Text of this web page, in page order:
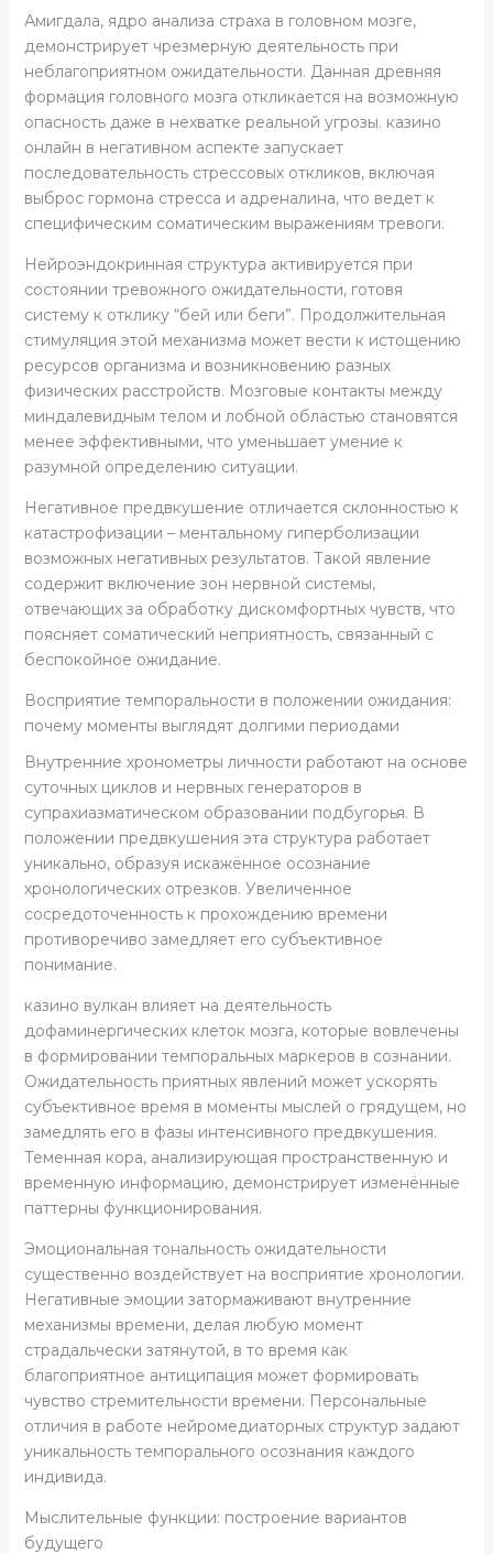
Амигдала, ядро анализа страха в головном мозге,
демонстрирует чрезмерную деятельность при
неблагоприятном ожидательности. Данная древняя
формация головного мозга откликается на возможную
опасность даже в нехватке реальной угрозы. казино
онлайн в негативном аспекте запускает
последовательность стрессовых откликов, включая
выброс гормона стресса и адреналина, что ведет к
специфическим соматическим выражениям тревоги.
Нейроэндокринная структура активируется при
состоянии тревожного ожидательности, готовя
систему к отклику “бей или беги”. Продолжительная
стимуляция этой механизма может вести к истощению
ресурсов организма и возникновению разных
физических расстройств. Мозговые контакты между
миндалевидным телом и лобной областью становятся
менее эффективными, что уменьшает умение к
разумной определению ситуации.
Негативное предвкушение отличается склонностью к
катастрофизации – ментальному гиперболизации
возможных негативных результатов. Такой явление
содержит включение зон нервной системы,
отвечающих за обработку дискомфортных чувств, что
поясняет соматический неприятность, связанный с
беспокойное ожидание.
Восприятие темпоральности в положении ожидания:
почему моменты выглядят долгими периодами
Внутренние хронометры личности работают на основе
суточных циклов и нервных генераторов в
супрахиазматическом образовании подбугорья. В
положении предвкушения эта структура работает
уникально, образуя искажённое осознание
хронологических отрезков. Увеличенное
сосредоточенность к прохождению времени
противоречиво замедляет его субъективное
понимание.
казино вулкан влияет на деятельность
дофаминергических клеток мозга, которые вовлечены
в формировании темпоральных маркеров в сознании.
Ожидательность приятных явлений может ускорять
субъективное время в моменты мыслей о грядущем, но
замедлять его в фазы интенсивного предвкушения.
Теменная кора, анализирующая пространственную и
временную информацию, демонстрирует изменённые
паттерны функционирования.
Эмоциональная тональность ожидательности
существенно воздействует на восприятие хронологии.
Негативные эмоции затормаживают внутренние
механизмы времени, делая любую момент
страдальчески затянутой, в то время как
благоприятное антиципация может формировать
чувство стремительности времени. Персональные
отличия в работе нейромедиаторных структур задают
уникальность темпорального осознания каждого
индивида.
Мыслительные функции: построение вариантов
будущего